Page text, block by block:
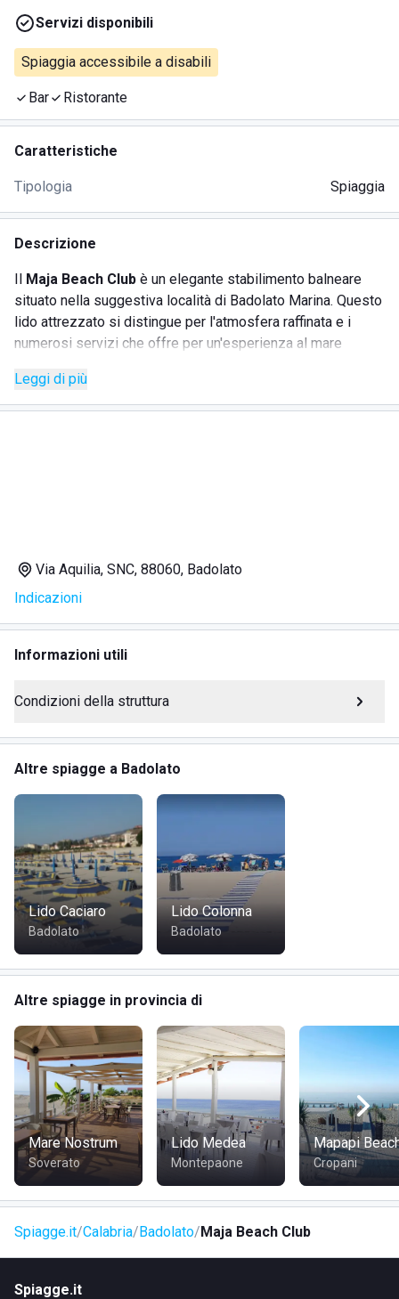
Servizi disponibili
Spiaggia accessibile a disabili
Bar Ristorante
Caratteristiche
Tipologia Spiaggia
Descrizione
Il Maja Beach Club è un elegante stabilimento balneare
situato nella suggestiva località di Badolato Marina. Questo
lido attrezzato si distingue per l'atmosfera raffinata e i
numerosi servizi che offre per un'esperienza al mare
relax e divertimento, grazie a un'ampia gamma di servizi
che soddisfano le esigenze di tutti gli ospiti: dalle famiglie
Sport acquatici
Area relax
Docce e cabine private
Aperi-cene al tramonto
DOVE SI TROVA IL MAJA BEACH CLUB
Il Maja Beach Club è situato in Via Aquilia a Badolato
Marina, una meravigliosa località della Calabria conosciuta
per le sue spiagge incontaminate e il mare cristallino. La
struttura, posizionata sul lungomare, offre ai suoi visitatori
un mix di tranquillità e bellezza naturale, rendendola una
destinazione ideale per chi desidera allontanarsi dal
trambusto cittadino e rilassarsi al sole.
Il Maja Beach Club si trova in Via Aquilia, a Badolato Marina.
È facilmente raggiungibile in auto grazie alla buona rete
viaria che collega la località con le principali città della
regione. Chi preferisce viaggiare in treno può scendere alla
stazione ferroviaria di Badolato, situata nelle vicinanze. Per
chi lo desidera, sono disponibili anche servizi di trasporto
pubblico locale che facilitano l'accesso al lido dal centro
del paese.
Visita il sito di Maja Beach Club
Leggi di più
Via Aquilia, SNC, 88060, Badolato
Indicazioni
Informazioni utili
Condizioni della struttura
Altre spiagge a Badolato
Lido Caciaro
Badolato
Lido Colonna
Badolato
Altre spiagge in provincia di
Mare Nostrum
Soverato
Lido Medea
Montepaone
Mapapi
Cropani
Spiagge.it Calabria Badolato Maja Beach Club
Spiagge.it